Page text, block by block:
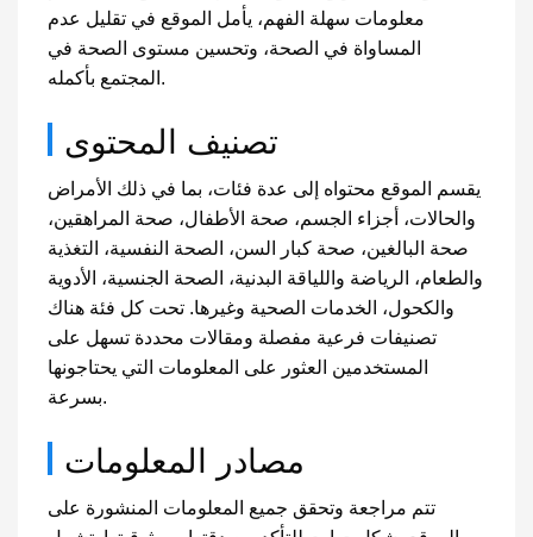
معلومات سهلة الفهم، يأمل الموقع في تقليل عدم
المساواة في الصحة، وتحسين مستوى الصحة في
المجتمع بأكمله.
تصنيف المحتوى
يقسم الموقع محتواه إلى عدة فئات، بما في ذلك الأمراض
والحالات، أجزاء الجسم، صحة الأطفال، صحة المراهقين،
صحة البالغين، صحة كبار السن، الصحة النفسية، التغذية
والطعام، الرياضة واللياقة البدنية، الصحة الجنسية، الأدوية
والكحول، الخدمات الصحية وغيرها. تحت كل فئة هناك
تصنيفات فرعية مفصلة ومقالات محددة تسهل على
المستخدمين العثور على المعلومات التي يحتاجونها
بسرعة.
مصادر المعلومات
تتم مراجعة وتحقق جميع المعلومات المنشورة على